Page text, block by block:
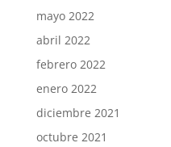
mayo 2022
abril 2022
febrero 2022
enero 2022
diciembre 2021
octubre 2021